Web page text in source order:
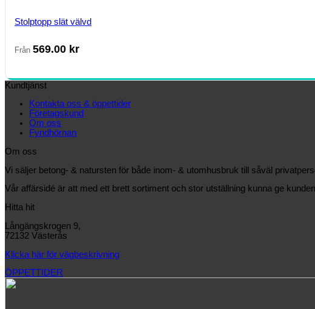
Stolptopp slät välvd
Från 569.00 kr
Kundtjänst
Kontakta oss & öppettider
Företagskund
Om oss
Fyndhörnan
Om oss
Vi säljer betong- & natursten för både inom- & utomhusbruk till såväl
Vår affärsidé är att med ett brett sortiment och stor utställning kunna ge
Hitta hit
Långängskrogen 9,
72132 Västerås
Klicka här för vägbeskrivning
ÖPPETTIDER